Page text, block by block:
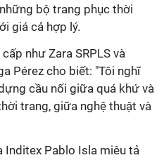
bộ trang phục thời
giá cả hợp lý.
như Zara SRPLS và
Pérez cho biết: "Tôi nghĩ
cầu nối giữa quá khứ và
trang, giữa nghệ thuật và
Inditex Pablo Isla miêu tả